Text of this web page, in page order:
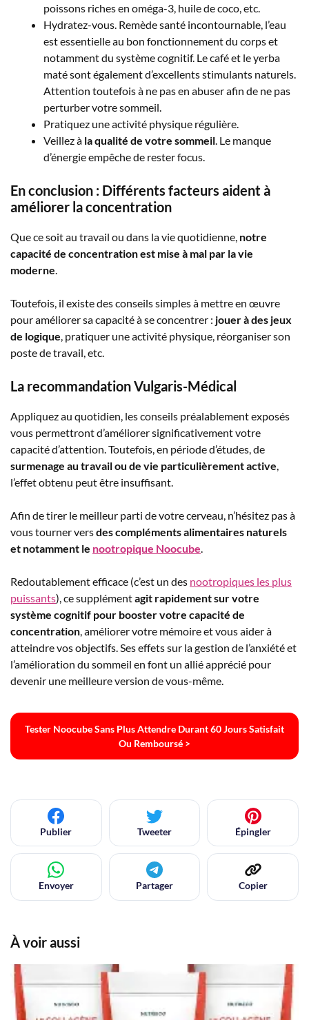
poissons riches en oméga-3, huile de coco, etc.
Hydratez-vous. Remède santé incontournable, l’eau
est essentielle au bon fonctionnement du corps et
notamment du système cognitif. Le café et le yerba
maté sont également d’excellents stimulants naturels.
Attention toutefois à ne pas en abuser afin de ne pas
perturber votre sommeil.
Pratiquez une activité physique régulière.
Veillez à la qualité de votre sommeil. Le manque
d’énergie empêche de rester focus.
En conclusion : Différents facteurs aident à
améliorer la concentration
Que ce soit au travail ou dans la vie quotidienne, notre
capacité de concentration est mise à mal par la vie
moderne.
Toutefois, il existe des conseils simples à mettre en œuvre
pour améliorer sa capacité à se concentrer : jouer à des jeux
de logique, pratiquer une activité physique, réorganiser son
poste de travail, etc.
La recommandation Vulgaris-Médical
Appliquez au quotidien, les conseils préalablement exposés
vous permettront d’améliorer significativement votre
capacité d’attention. Toutefois, en période d’études, de
surmenage au travail ou de vie particulièrement active,
l’effet obtenu peut être insuffisant.
Afin de tirer le meilleur parti de votre cerveau, n’hésitez pas à
vous tourner versdes compléments alimentaires naturels
et notamment le nootropique Noocube.
Redoutablement efficace (c’est un des nootropiques les plus
puissants), ce supplémentagit rapidement sur votre
système cognitif pour booster votre capacité de
concentration, améliorer votre mémoire et vous aider à
atteindre vos objectifs. Ses effets sur la gestion de l’anxiété et
l’amélioration du sommeil en font un allié apprécié pour
devenir une meilleure version de vous-même.
Tester Noocube Sans Plus Attendre Durant 60 Jours Satisfait
Ou Remboursé >
Publier Tweeter Épingler
Envoyer Partager Copier
À voir aussi